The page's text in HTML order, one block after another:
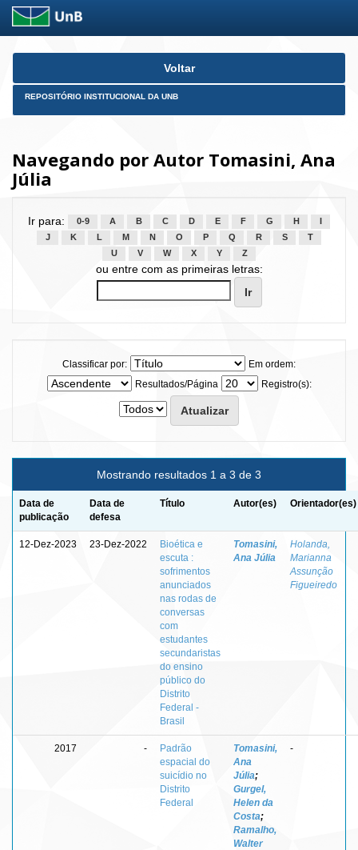
Skip
Voltar
REPOSITÓRIO INSTITUCIONAL DA UNB
Navegando por Autor Tomasini, Ana
Júlia
Ir para: 0-9 A B C D E F G H
J
K L M N O P Q R S
T
U
V W X Y Z
ou entre com as primeiras letras:
Classificar por:
Em ordem:
Resultados/Página
Registro(s):
Mostrando resultados 1 a 3 de 3
Data de
publicação
Data de
defesa
Título Autor(es) Orientador(es)
12-Dez-2023 23-Dez-2022
Bioética e
escuta :
sofrimentos
anunciados
nas rodas de
conversas
com
estudantes
secundaristas
do ensino
público do
Distrito
Federal -
Brasil
Tomasini,
Ana Júlia
Holanda,
Marianna
Assunção
Figueiredo
2017 -
Padrão
espacial do
suicídio no
Distrito
Federal
Tomasini,
Ana
Júlia;
Gurgel,
Helen da
Costa;
Ramalho,
Walter
-